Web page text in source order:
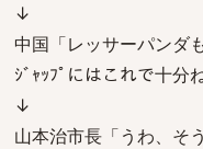
↓
中国「レッサーパンダ
ｼﾞｬｯﾌﾟにはこれで十分
↓
山本治市長「うわ、